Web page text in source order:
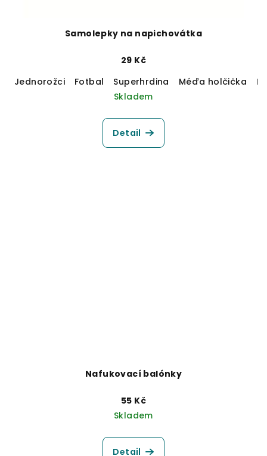
Samolepky na napichovátka
29 Kč
Jednorožci
Fotbal Superhrdina Méďa holčička
Skladem
Detail
Nafukovací balónky
55 Kč
Skladem
Detail